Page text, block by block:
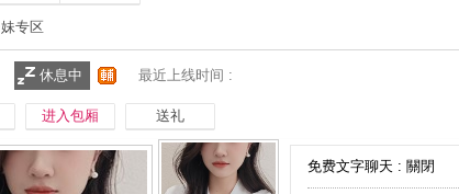
专区
休息中 最近上线时间 :
进入包厢 送礼
免费文字聊天 : 關閉